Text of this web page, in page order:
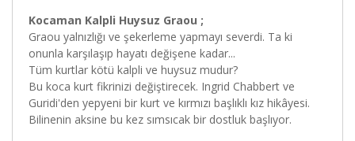
Kocaman Kalpli Huysuz Graou ;
Graou yalnızlığı ve şekerleme yapmayı severdi. Ta ki
onunla karşılaşıp hayatı değişene kadar...
Tüm kurtlar kötü kalpli ve huysuz mudur?
Bu koca kurt fikrinizi değiştirecek. Ingrid Chabbert ve
Guridi'den yepyeni bir kurt ve kırmızı başlıklı kız hikâyesi.
Bilinenin aksine bu kez sımsıcak bir dostluk başlıyor.